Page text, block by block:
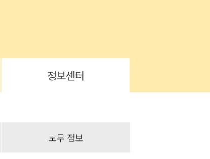
정보센터
노무 정보